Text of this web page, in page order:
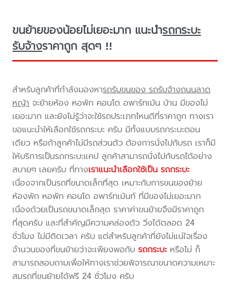
ขนย้ายของน้อยไม่เยอะมาก แนะนำรถกระบะ
รับจ้างราคาถูก สุดๆ !!
สำหรับลูกค้าที่กำลังมองหารถรับขนของ รถรับจ้างถนนลาด
หญ้า จะย้ายห้อง หอพัก คอนโด อพาร์ทเม้น บ้าน มีของไม่
เยอะมาก และยังไม่รู้ว่าจะใช้รถประเภทไหนดีที่ราคาถูก ทางเรา
ขอแนะนำให้เลือกใช้รถกระบะ ครับ มีทั้งแบบรถกระบะตอน
เดียว หรือถ้าลูกค้าไม่มีรถส่วนตัว ต้องการนั่งไปกับรถ เราก็มี
ให้บริการเป็นรถกระบะแคป ลูกค้าสามารถนั่งไปกับรถได้อย่าง
สบายๆ เลยครับ ที่ทางเราแนะนำเลือกใช้เป็น รถกระบะ
เนื่องจากเป็นรถที่ขนาดเล็กที่สุด เหมาะกับการขนของย้าย
ห้องพัก หอพัก คอนโด อพาร์ทเม้นท์ ที่มีของไม่เยอะมาก
เนื่องด้วยเป็นรถขนาดเล็กสุด ราคาค่าขนย้ายจึงมีราคาถูก
ที่สุดครับ และที่สำคัญมีความคล่องตัว วิ่งได้ตลอด 24
ชั่วโมง ไม่มีติดเวลา ครับ แต่สำหรับลูกค้าที่ยังไม่แน่ใจเรื่อง
จำนวนของที่ขนย้ายว่าจะเพียงพอกับรถกระบะ หรือไม่ ก็
สามารถสอบถามเพื่อให้ทางเราช่วยพิจารณาขนาดความเหมาะ
สมรถที่ขนย้ายได้ฟรี 24 ชั่วโมง ครับ